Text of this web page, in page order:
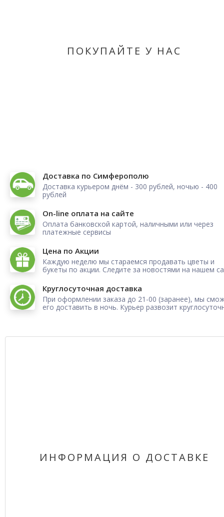
ПОКУПАЙТЕ У НАС
Доставка по Симферополю
Доставка курьером днём - 300 рублей, ночью - 400
рублей
On-line оплата на сайте
Оплата банковской картой, наличными или через
платежные сервисы
Цена по Акции
Каждую неделю мы стараемся продавать цветы и
букеты по акции. Следите за новостями на нашем
Круглосуточная доставка
При оформлении заказа до 21-00 (заранее), мы
его доставить в ночь. Курьер развозит
ИНФОРМАЦИЯ О ДОСТАВКЕ